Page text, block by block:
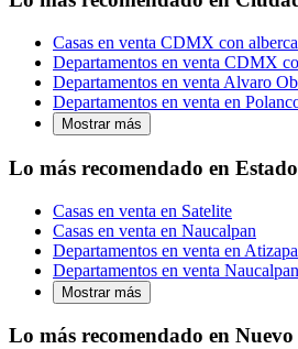
Casas en venta CDMX con alberca
Departamentos en venta CDMX
Departamentos en venta Alvaro
Departamentos en venta en
Mostrar más
Lo más recomendado en
Casas en venta en Satelite
Casas en venta en Naucalpan
Departamentos en venta en
Departamentos en venta Naucalpan
Mostrar más
Lo más recomendado en